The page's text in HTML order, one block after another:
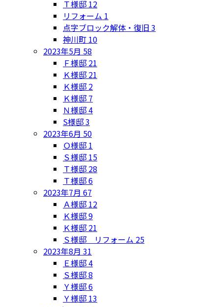
Ｔ様邸 12
リフォーム 1
点字ブロック解体・復旧 3
神川町 10
2023年5月 58
Ｆ様邸 21
Ｋ様邸 21
Ｋ様邸 2
Ｋ様邸 7
Ｎ様邸4
S様邸3
2023年6月 50
Ｏ様邸 1
Ｓ様邸 15
Ｔ様邸 28
Ｔ様邸6
2023年7月 67
Ａ様邸 12
Ｋ様邸9
Ｋ様邸 21
Ｓ様邸 リフォーム 25
2023年8月 31
Ｅ様邸4
Ｓ様邸8
Ｙ様邸6
Ｙ様邸 13